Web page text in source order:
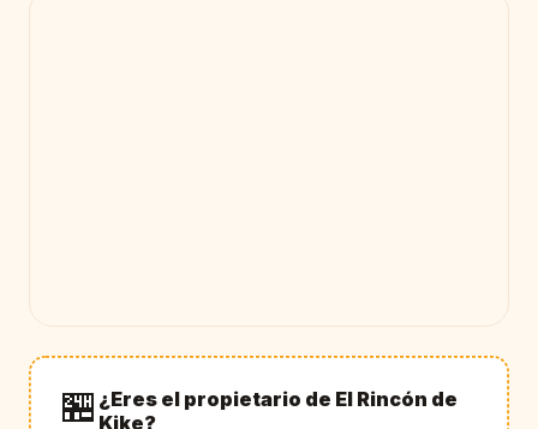
🏪 ¿Eres el propietario de El Rincón de
Kike?